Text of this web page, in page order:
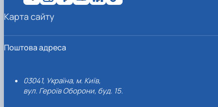
Поштова адреса
03041, Україна, м. Київ,
вул. Героїв Оборони, буд. 15.
Карта сайту